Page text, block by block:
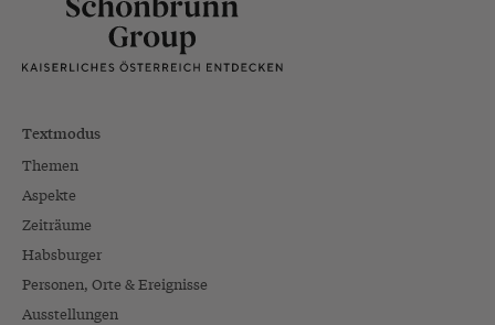
Textmodus
Themen
Aspekte
Zeiträume
Habsburger
Personen, Orte & Ereignisse
Ausstellungen